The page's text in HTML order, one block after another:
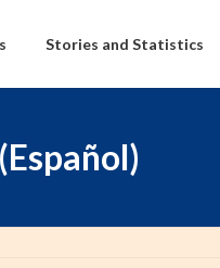
Stories and Statistics